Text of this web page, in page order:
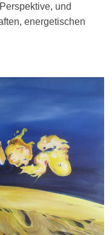
und
energetischen